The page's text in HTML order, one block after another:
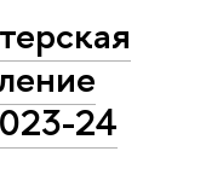
24